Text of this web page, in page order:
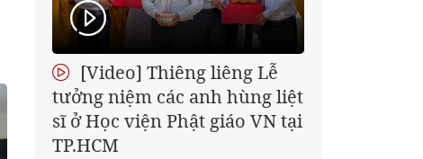
[Video] Thiêng liêng Lễ
tưởng niệm các anh hùng liệt
sĩ ở Học viện Phật giáo VN tại
TP.HCM